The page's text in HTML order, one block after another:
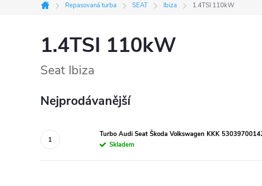
Domů
Repasovaná turba SEAT Ibiza 1.4TSI 110kW
1.4TSI 110kW
Seat Ibiza
Nejprodávanější
Turbo Audi Seat Škoda Volkswagen KKK
Skladem